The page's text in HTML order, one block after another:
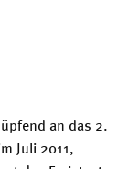
an das 2.
Juli 2011,